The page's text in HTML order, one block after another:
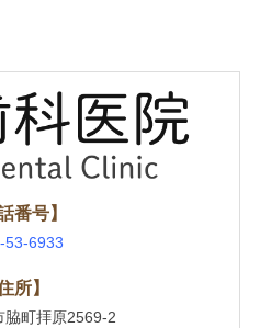
番号】
53-6933
所】
脇町拝原2569-2